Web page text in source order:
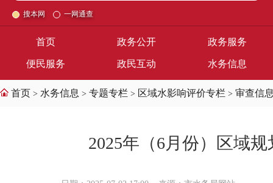
搜本网 一网通查
首页 政务公开 政务服务
便民服务 政民互动 水务信息
首页 > 水务信息 > 专题专栏 > 区域水影响评价专栏 > 审查信
2025年（6月份）区域